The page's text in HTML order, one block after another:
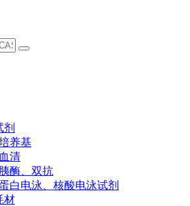
剂
养基
血清
胰酶、双抗
白电泳、核酸电泳试剂
材